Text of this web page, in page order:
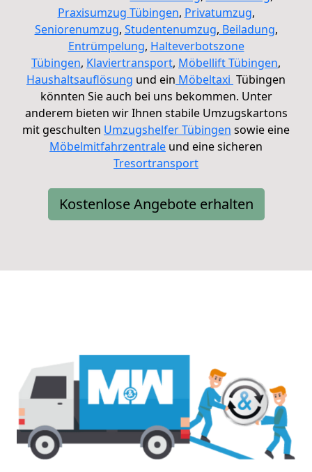
Praxisumzug Tübingen, Privatumzug,
Seniorenumzug, Studentenumzug, Beiladung,
Entrümpelung, Halteverbotszone
Tübingen, Klaviertransport, Möbellift Tübingen,
Haushaltsauflösung und ein Möbeltaxi Tübingen
könnten Sie auch bei uns bekommen. Unter
anderem bieten wir Ihnen stabile Umzugskartons
mit geschulten Umzugshelfer Tübingen sowie eine
Möbelmitfahrzentrale und eine sicheren
Tresortransport
Kostenlose Angebote erhalten